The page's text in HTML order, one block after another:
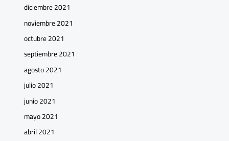
diciembre 2021
noviembre 2021
octubre 2021
septiembre 2021
agosto 2021
julio 2021
junio 2021
mayo 2021
abril 2021